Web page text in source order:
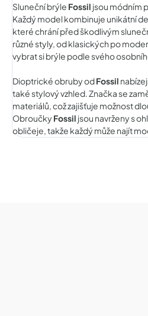
Sluneční brýle Fossil jsou módním
Každý model kombinuje unikátní
které chrání před škodlivým
různé styly, od klasických po
vybrat si brýle podle svého
Dioptrické obruby odFossil
také stylový vzhled. Značka se
materiálů, což zajišťuje možnost
ObroučkyFossil jsou navrženy s
obličeje, takže každý může najít